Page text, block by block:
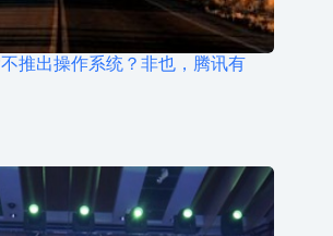
推出操作系统？非也，腾讯有